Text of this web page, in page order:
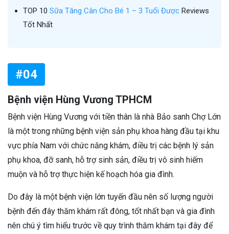
TOP 10 Sữa Tăng Cân Cho Bé 1 – 3 Tuổi Được Reviews
Tốt Nhất
#04
Bệnh viện Hùng Vương TPHCM
Bệnh viện Hùng Vương với tiền thân là nhà Bảo sanh Chợ Lớn
là một trong những bệnh viện sản phụ khoa hàng đầu tại khu
vực phía Nam với chức năng khám, điều trị các bệnh lý sản
phụ khoa, đỡ sanh, hỗ trợ sinh sản, điều trị vô sinh hiếm
muộn và hỗ trợ thực hiện kế hoạch hóa gia đình.
Do đây là một bệnh viện lớn tuyến đầu nên số lượng người
bệnh đến đây thăm khám rất đông, tốt nhất bạn và gia đình
nên chú ý tìm hiểu trước về quy trình thăm khám tại đây để